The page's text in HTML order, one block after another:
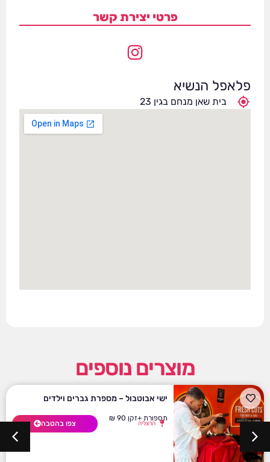
פרטי יצירת קשר
פלאפל הנשיא
בית שאן מנחם בגין 23
מוצרים נוספים
ישי אבוטבול – מספרת גברים וילדים
תספורת +זקן 90 ₪
הרצליה צפו בהטבה